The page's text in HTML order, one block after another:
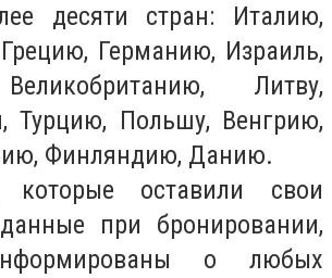
десяти стран: Италию,
Германию, Израиль,
Литву,
Турцию, Польшу, Венгрию,
Финляндию, Данию.
которые оставили свои
при бронировании,
о любых